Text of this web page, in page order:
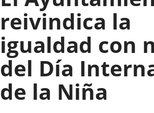
reivindica la
igualdad con
del Día
de la Niña